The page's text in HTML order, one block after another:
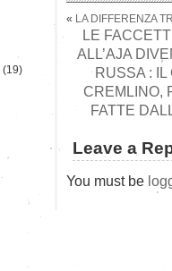
« LA DIFFERENZA
LE
ALL’AJA
RUSSA : IL
CREMLINO,
FATTE
Leave a
You must be
(19)